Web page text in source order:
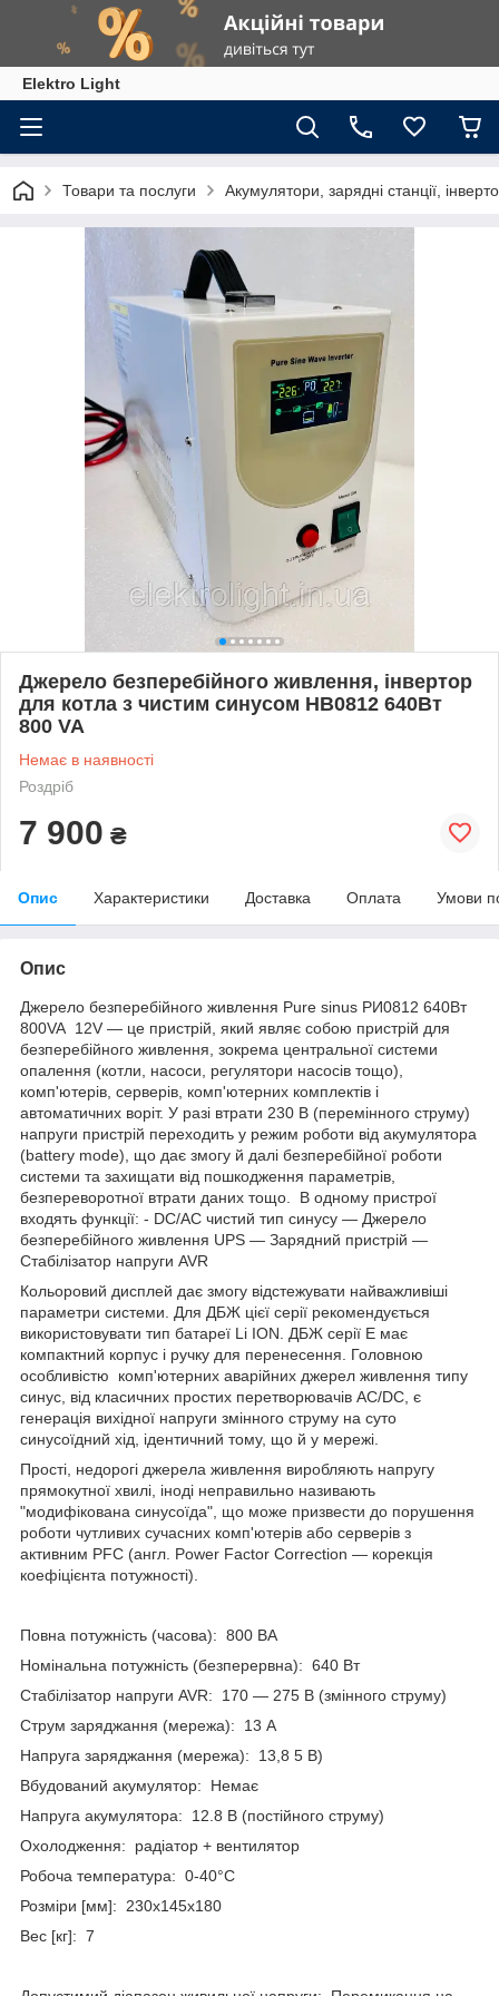
Elektro Light
Товари та послуги Акумулятори, зарядні станції,
Джерело безперебійного живлення, інвертор
для котла з чистим синусом HB0812 640Вт
800 VA
Немає в наявності
Роздріб
7 900 ₴
Опис Характеристики Доставка Оплата Умови
Опис
Джерело безперебійного живлення Pure sinus РИ0812 640Вт
800VA 12V — це пристрій, який являє собою пристрій для
безперебійного живлення, зокрема центральної системи
опалення (котли, насоси, регулятори насосів тощо),
комп'ютерів, серверів, комп'ютерних комплектів і
автоматичних воріт. У разі втрати 230 В (перемінного струму)
напруги пристрій переходить у режим роботи від акумулятора
(battery mode), що дає змогу й далі безперебійної роботи
системи та захищати від пошкодження параметрів,
безпереворотної втрати даних тощо. В одному пристрої
входять функції: - DC/AC чистий тип синусу — Джерело
безперебійного живлення UPS — Зарядний пристрій —
Стабілізатор напруги AVR
Кольоровий дисплей дає змогу відстежувати найважливіші
параметри системи. Для ДБЖ цієї серії рекомендується
використовувати тип батареї Li ION. ДБЖ серії E має
компактний корпус і ручку для перенесення. Головною
особливістю комп'ютерних аварійних джерел живлення типу
синус, від класичних простих перетворювачів AC/DC, є
генерація вихідної напруги змінного струму на суто
синусоїдний хід, ідентичний тому, що й у мережі.
Прості, недорогі джерела живлення виробляють напругу
прямокутної хвилі, іноді неправильно називають
"модифікована синусоїда", що може призвести до порушення
роботи чутливих сучасних комп'ютерів або серверів з
активним PFC (англ. Power Factor Correction — корекція
коефіцієнта потужності).
Повна потужність (часова): 800 ВA
Номінальна потужність (безперервна): 640 Вт
Стабілізатор напруги AVR: 170 — 275 В (змінного струму)
Струм заряджання (мережа): 13 А
Напруга заряджання (мережа): 13,8 5 В)
Вбудований акумулятор: Немає
Напруга акумулятора: 12.8 В (постійного струму)
Охолодження: радіатор + вентилятор
Робоча температура: 0-40°C
Розміри [мм]: 230x145x180
Вес [кг]: 7